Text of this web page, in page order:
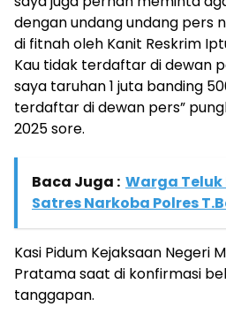
dengan undang undang pers
di fitnah oleh Kanit Reskrim
Kau tidak terdaftar di dewan
saya taruhan 1 juta banding
terdaftar di dewan pers”
2025 sore.
Baca Juga : Warga
Satres Narkoba Polres
Kasi Pidum Kejaksaan Negeri
Pratama saat di konfirmasi
tanggapan.